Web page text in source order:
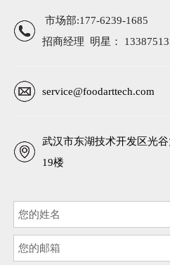
市场部:177-6239-1685
招商经理 明星：
service@foodarttech.com
武汉市东湖技术开发区光
19楼